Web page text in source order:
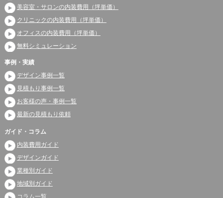
美容室・サロンの内装費用（坪単価）
クリニックの内装費用（坪単価）
オフィスの内装費用（坪単価）
無料シミュレーション
事例・実績
デザイン事例一覧
見積もり事例一覧
お客様の声・事例一覧
最新の見積もり依頼
ガイド・コラム
内装費用ガイド
デザインガイド
業種別ガイド
地域別ガイド
コラム一覧